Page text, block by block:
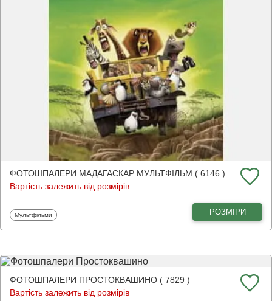
ФОТОШПАЛЕРИ МАДАГАСКАР МУЛЬТФІЛЬМ ( 6146 )
Вартість залежить від розмірів
Фотошпалери
Мультфільми РОЗМІРИ
ФОТОШПАЛЕРИ ПРОСТОКВАШИНО ( 7829 )
Вартість залежить від розмірів